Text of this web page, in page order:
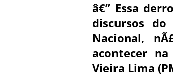
â€” Essa
discursos do
Nacional,
acontecer
Vieira Lima